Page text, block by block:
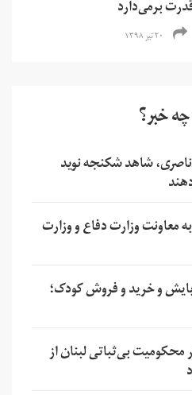
برمی‌دارد
۲۰ تیر ۱۳۹۸
خبر؟
شاهد شکنجه نوید
معاونت وزارت دفاع و وزارت
و خرید و فروش کودک؛
محکومیت بی‌ثباتی لبنان از